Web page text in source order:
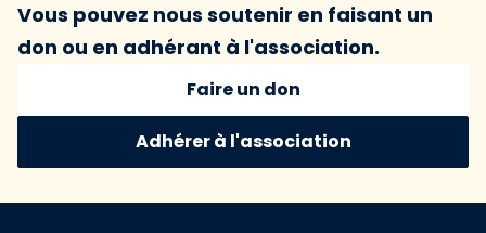
Vous pouvez nous soutenir en faisant un
don ou en adhérant à l'association.
Faire un don
Adhérer à l'association